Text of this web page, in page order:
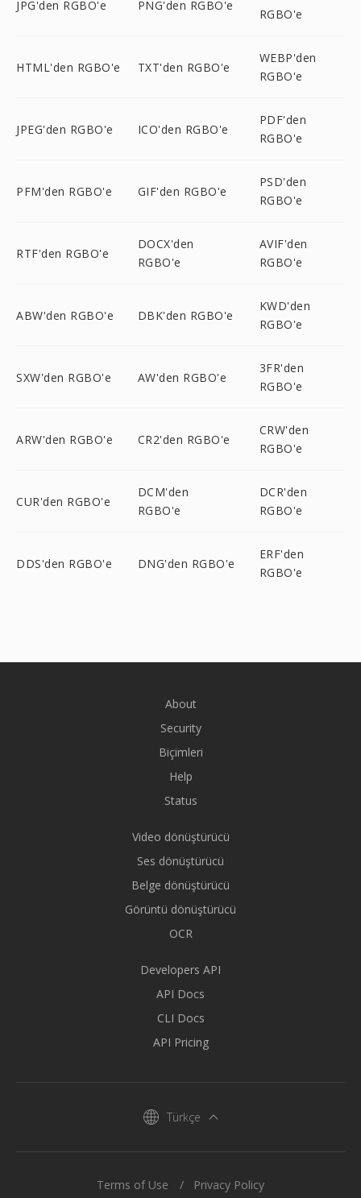
JPG'den RGBO'e PNG'den RGBO'e
RGBO'e
HTML'den RGBO'e TXT'den RGBO'e
WEBP'den
RGBO'e
JPEG'den RGBO'e ICO'den RGBO'e
PDF'den
RGBO'e
PFM'den RGBO'e GIF'den RGBO'e
PSD'den
RGBO'e
RTF'den RGBO'e
DOCX'den
RGBO'e
AVIF'den
RGBO'e
ABW'den RGBO'e DBK'den RGBO'e
KWD'den
RGBO'e
SXW'den RGBO'e AW'den RGBO'e
3FR'den
RGBO'e
ARW'den RGBO'e CR2'den RGBO'e
CRW'den
RGBO'e
CUR'den RGBO'e
DCM'den
RGBO'e
DCR'den
RGBO'e
DDS'den RGBO'e DNG'den RGBO'e
ERF'den
RGBO'e
About
Security
Biçimleri
Help
Status
Video dönüştürücü
Ses dönüştürücü
Belge dönüştürücü
Görüntü dönüştürücü
OCR
Developers API
API Docs
CLI Docs
API Pricing
Türkçe
Terms of Use Privacy Policy